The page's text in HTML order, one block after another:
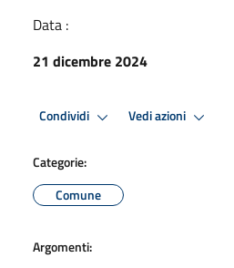
Data :
21 dicembre 2024
Condividi Vedi azioni
Categorie:
Comune
Argomenti: